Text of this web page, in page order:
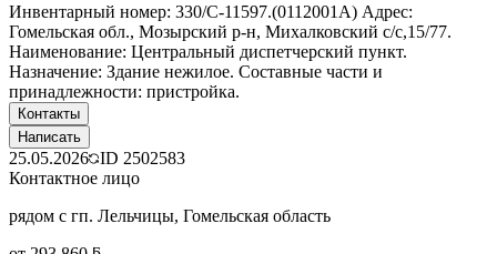
Инвентарный номер: 330/C-11597.(0112001А) Адрес:
Гомельская обл., Мозырский р-н, Михалковский с/с,15/77.
Наименование: Центральный диспетчерский пункт.
Назначение: Здание нежилое. Составные части и
принадлежности: пристройка.
Контакты
Написать
25.05.2026 ID 2502583
Контактное лицо
рядом с гп. Лельчицы, Гомельская область